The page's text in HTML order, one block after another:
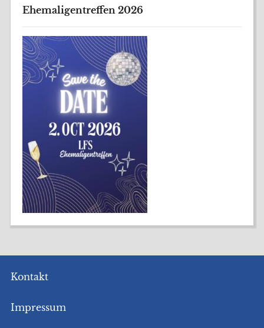
Ehemaligentreffen 2026
Kontakt
Impressum